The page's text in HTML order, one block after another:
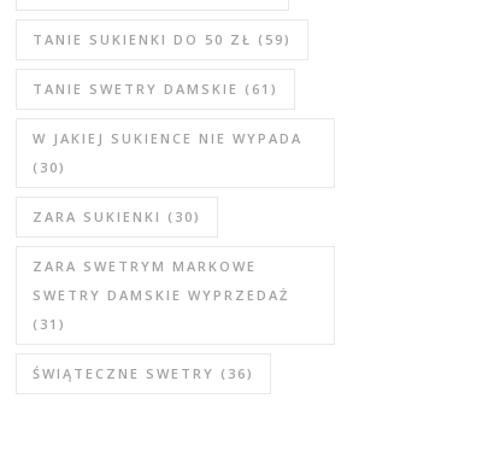
TANIE SUKIENKI DO 50 ZŁ (59)
TANIE SWETRY DAMSKIE (61)
W JAKIEJ SUKIENCE NIE WYPADA
(30)
ZARA SUKIENKI (30)
ZARA SWETRYM MARKOWE
SWETRY DAMSKIE WYPRZEDAŻ
(31)
ŚWIĄTECZNE SWETRY (36)